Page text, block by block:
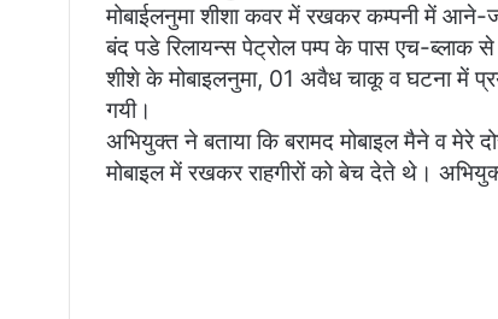
मोबाईलनुमा शीशा कवर में रखकर कम्पनी में आने-
बंद पडे रिलायन्स पेट्रोल पम्प के पास एच-ब्लाक
शीशे के मोबाइलनुमा, 01 अवैध चाकू व घटना में
गयी।
अभियुक्त ने बताया कि बरामद मोबाइल मैने व मेरे
मोबाइल में रखकर राहगीरों को बेच देते थे।